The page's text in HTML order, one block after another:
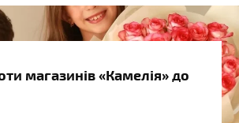
магазинів «Камелія» до